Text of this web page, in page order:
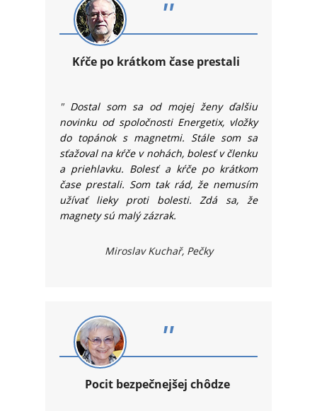
"
Kŕče po krátkom čase prestali
" Dostal som sa od mojej ženy ďalšiu
novinku od spoločnosti Energetix, vložky
do topánok s magnetmi. Stále som sa
sťažoval na kŕče v nohách, bolesť v členku
a priehlavku. Bolesť a kŕče po krátkom
čase prestali. Som tak rád, že nemusím
užívať lieky proti bolesti. Zdá sa, že
magnety sú malý zázrak.
Miroslav Kuchař, Pečky
"
Pocit bezpečnejšej chôdze